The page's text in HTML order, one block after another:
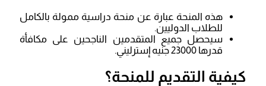
هذه المنحة عبارة عن منحة دراسية ممولة بالكامل
للطلاب الدوليين.
سيحصل جميع المتقدمين الناجحين على مكافأة
قدرها 23000 جنيه إسترليني.
كيفية التقديم للمنحة؟